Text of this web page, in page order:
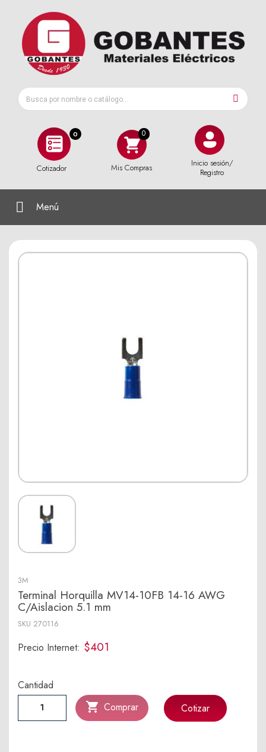
0
Cotizador Mis Compras
Inicio sesión/
Registro
Menú
3M
Terminal Horquilla MV14-10FB 14-16 AWG
C/Aislacion 5.1 mm
SKU 270116
Precio Internet: $401
Cantidad
 Comprar Cotizar